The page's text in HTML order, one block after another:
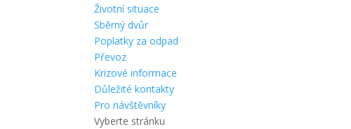
Životní situace
Sběrný dvůr
Poplatky za odpad
Převoz
Krizové informace
Důležité kontakty
Pro návštěvníky
Vyberte stránku